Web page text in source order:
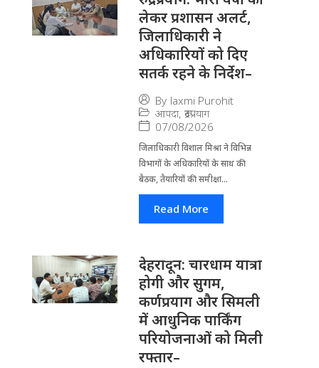
लेकर प्रशासन अलर्ट,
जिलाधिकारी ने
अधिकारियों को दिए
सतर्क रहने के निर्देश–
By laxmi Purohit
आपदा, रूद्रप्रयाग
07/08/2026
जिला​धिकारी विशाल मिश्रा ने वि​भिन्न
विभागों के अ​धिकारियों के साथ की
बैठक, तैयारियों की समीक्षा...
Read More
देहरादून: चारधाम यात्रा
होगी और सुगम,
कर्णप्रयाग और सिमली
में आधुनिक पार्किंग
परियोजनाओं को मिली
रफ्तार–